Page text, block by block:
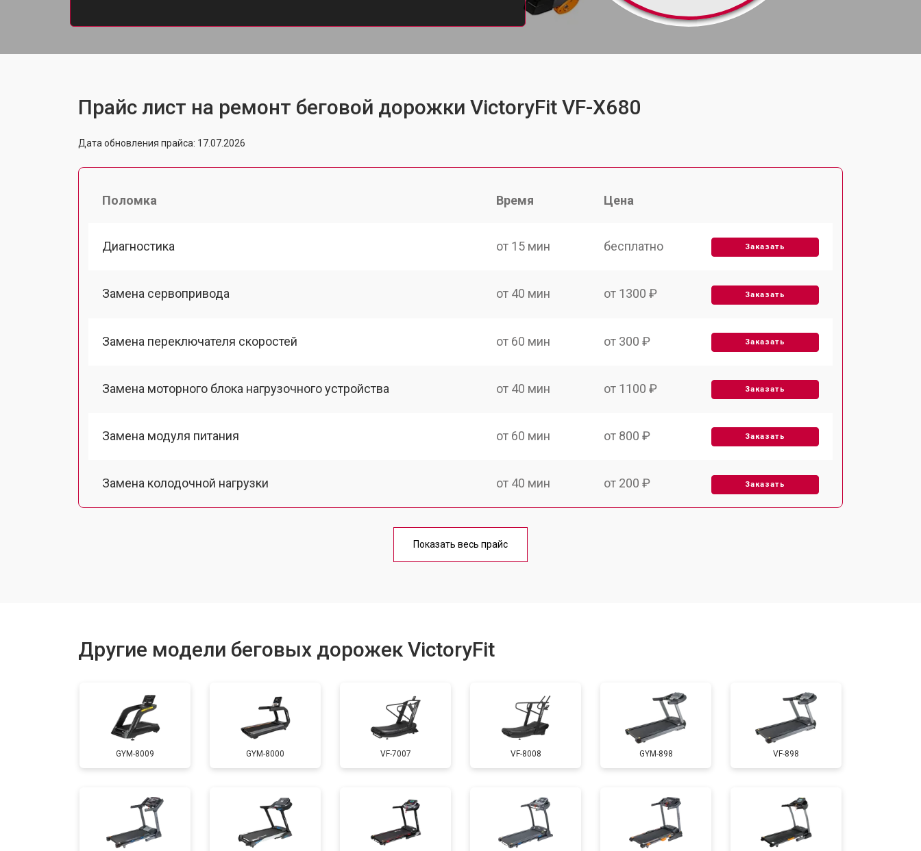
Прайс лист на ремонт беговой дорожки VictoryFit VF-X680
Дата обновления прайса: 17.07.2026
Поломка Время Цена
Диагностика от 15 мин бесплатно Заказать
Замена сервопривода от 40 мин от 1300 ₽ Заказать
Замена переключателя скоростей от 60 мин от 300 ₽ Заказать
Замена моторного блока нагрузочного устройства от 40 мин от 1100 ₽ Заказать
Замена модуля питания от 60 мин от 800 ₽ Заказать
Замена колодочной нагрузки от 40 мин от 200 ₽ Заказать
от 70 мин
Замена беговых дек от 60 мин от 1000 ₽ Заказать
Замена основного двигателя от 50 мин от 1500 ₽ Заказать
Замена платы управления от 40 мин
Показать весь прайс
Другие модели беговых дорожек VictoryFit
GYM-8009 GYM-8000 VF-7007 VF-8008 GYM-898 VF-898